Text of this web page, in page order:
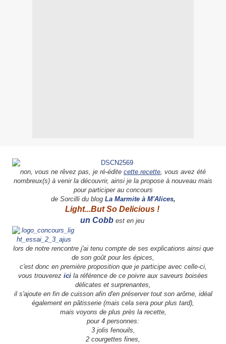
non, vous ne rêvez pas, je ré-édite cette recette, vous avez été
nombreux(s) à venir la découvrir, ainsi je la propose à nouveau mais
pour participer au concours
de Sorcilli du blog La Marmite à M'Alices,
Light...But So Delicious!
un Cobb est en jeu
lors de notre rencontre j'ai tenu compte de ses explications ainsi que
de son goût pour les épices,
c'est donc en première proposition que je participe avec celle-ci,
vous trouverez ici la référence de ce poivre aux saveurs boisées
délicates et surprenantes,
il s'ajoute en fin de cuisson afin d'en préserver tout son arôme, idéal
également en pâtisserie (mais cela sera pour plus tard),
mais voyons de plus près la recette,
pour 4 personnes:
3 jolis fenouils,
2 courgettes fines,